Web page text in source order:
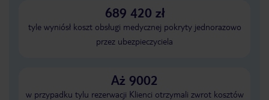
689 420 zł
tyle wyniósł koszt obsługi medycznej pokryty jednorazowo
przez ubezpieczyciela
Aż 9002
w przypadku tylu rezerwacji Klienci otrzymali zwrot kosztów